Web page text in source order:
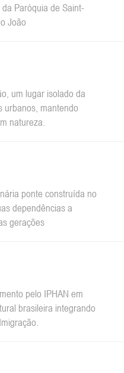
Paróquia de Saint-
João
um lugar isolado da
urbanos, mantendo
natureza.
ponte construída no
dependências a
gerações
pelo IPHAN em
brasileira integrando